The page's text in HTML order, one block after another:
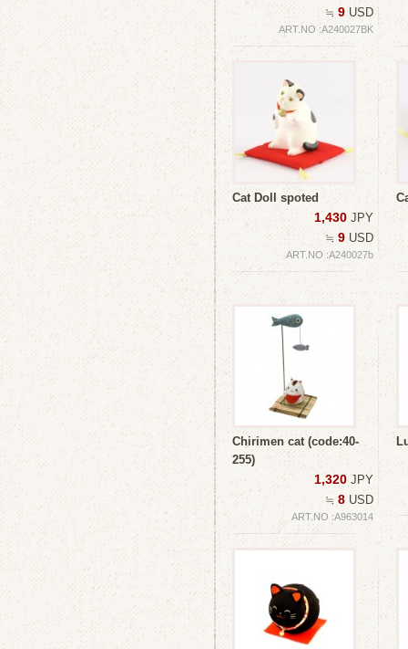
≒ 9 USD
ART.NO :A240027BK
Cat Doll spoted
1,430 JPY
≒ 9 USD
ART.NO :A240027b
Chirimen cat (code:40-
255)
1,320 JPY
≒ 8 USD
ART.NO :A963014